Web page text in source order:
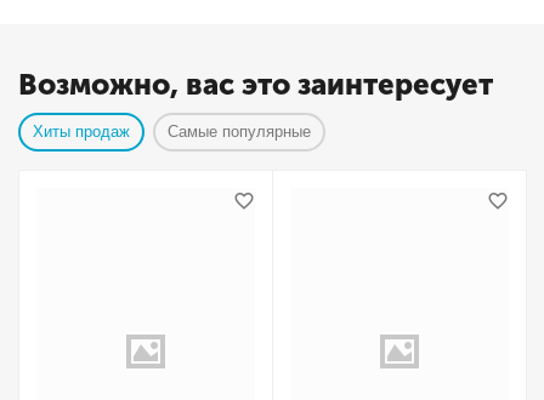
Возможно, вас это заинтересует
Хиты продаж Самые популярные